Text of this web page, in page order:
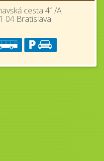
cesta 41/A
04 Bratislava